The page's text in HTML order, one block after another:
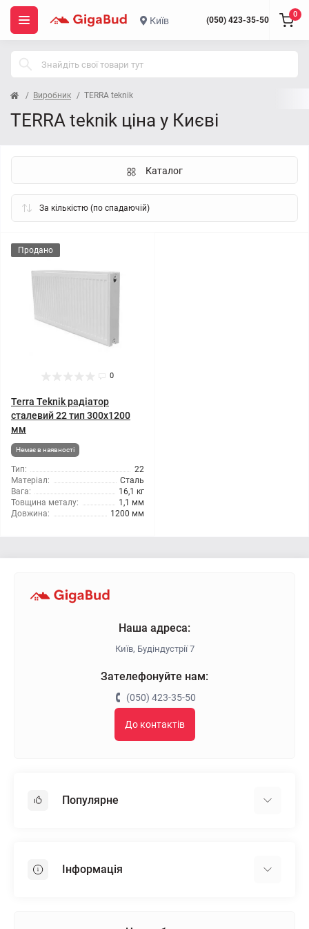
Київ (050) 423-35-50
0
Виробник TERRA teknik
TERRA teknik ціна у Києві
Каталог
Продано
0
Terra Teknik радіатор
сталевий 22 тип 300x1200
мм
Немає в наявності
Тип:
22
Матеріал:
Сталь
Вага:
16,1 кг
Товщина металу:
1,1 мм
Довжина:
1200 мм
Наша адреса:
Київ, Будіндустрії 7
Зателефонуйте нам:
(050) 423-35-50
До контактів
Популярне
Пінопласт
Інформація